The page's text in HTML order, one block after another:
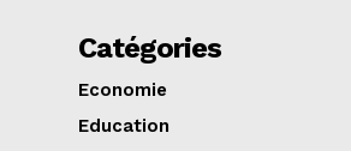
Catégories
Economie
Education